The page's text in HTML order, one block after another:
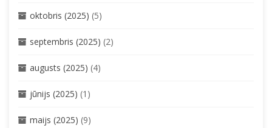
oktobris (2025) (5)
septembris (2025) (2)
augusts (2025) (4)
jūnijs (2025) (1)
maijs (2025) (9)